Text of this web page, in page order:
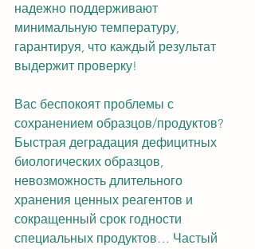
надежно поддерживают
минимальную температуру,
гарантируя, что каждый результат
выдержит проверку!
Вас беспокоят проблемы с
сохранением образцов/продуктов?
Быстрая деградация дефицитных
биологических образцов,
невозможность длительного
хранения ценных реагентов и
сокращенный срок годности
специальных продуктов… Частый